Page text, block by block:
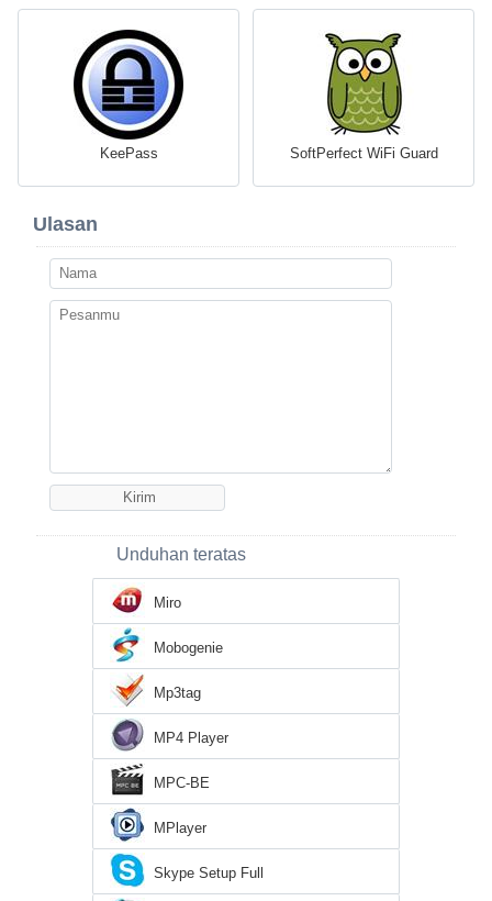
KeePass SoftPerfect WiFi Guard
Ulasan
Unduhan teratas
Miro
Mobogenie
Mp3tag
MP4 Player
MPC-BE
MPlayer
Skype Setup Full